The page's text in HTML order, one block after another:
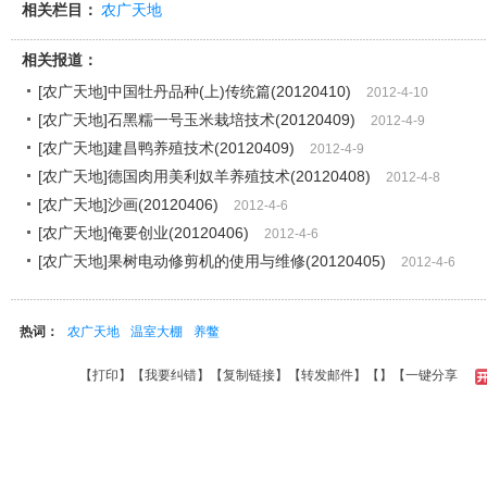
相关栏目： 农广天地
相关报道：
[农广天地]中国牡丹品种(上)传统篇(20120410)
2012-4-10
[农广天地]石黑糯一号玉米栽培技术(20120409) 2012-4-9
[农广天地]建昌鸭养殖技术(20120409) 2012-4-9
[农广天地]德国肉用美利奴羊养殖技术(20120408) 2012-4-8
[农广天地]沙画(20120406) 2012-4-6
[农广天地]俺要创业(20120406) 2012-4-6
[农广天地]果树电动修剪机的使用与维修(20120405) 2012-4-6
热词： 农广天地 温室大棚 养鳖
【打印 】【我要纠错】【复制链接】【转发邮件】【 】 【一键分享